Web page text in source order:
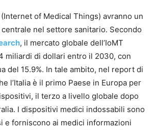
of Medical Things) avranno un
nel settore sanitario. Secondo
, il mercato globale dell’IoMT
miliardi di dollari entro il 2030, con
del 15.9%. In tale ambito, nel report di
l’Italia è il primo Paese in Europa per
il terzo a livello globale dopo
I dispositivi medici indossabili sono
e forniscono ai medici informazioni